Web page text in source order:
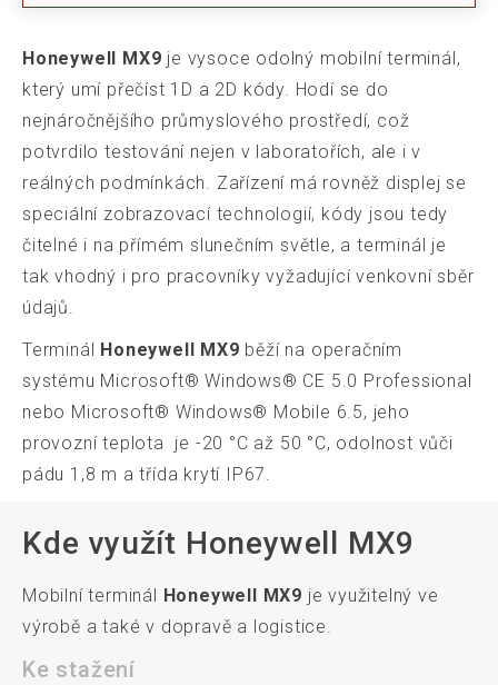
Honeywell MX9 je vysoce odolný mobilní terminál,
který umí přečíst 1D a 2D kódy. Hodí se do
nejnáročnějšího průmyslového prostředí, což
potvrdilo testování nejen v laboratořích, ale i v
reálných podmínkách. Zařízení má rovněž displej se
speciální zobrazovací technologií, kódy jsou tedy
čitelné i na přímém slunečním světle, a terminál je
tak vhodný i pro pracovníky vyžadující venkovní sběr
údajů.
Terminál
Honeywell MX9 běží na operačním
systému Microsoft® Windows® CE 5.0 Professional
nebo Microsoft® Windows® Mobile 6.5, jeho
provozní teplota je -20 °C až 50 °C, odolnost vůči
pádu 1,8 m a třída krytí IP67.
Kde využít Honeywell MX9
Mobilní terminál Honeywell MX9 je využitelný ve
výrobě a také v dopravě a logistice.
Ke stažení